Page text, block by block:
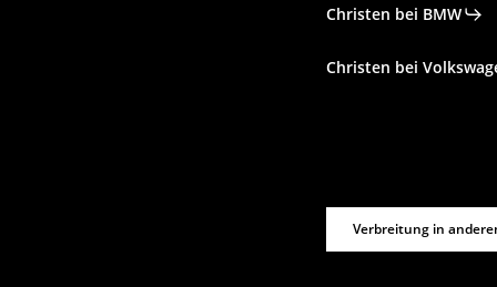
Christen bei BMW
Christen bei
Verbreitung in